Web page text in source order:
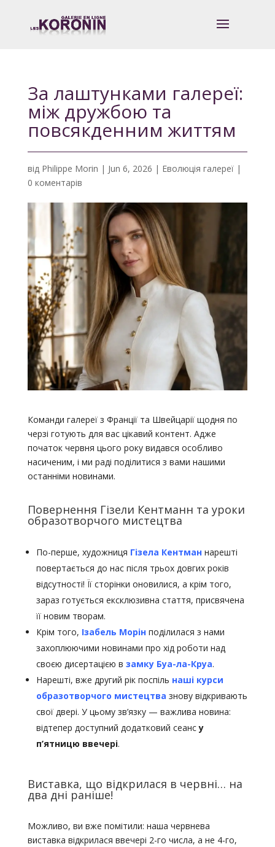
За лаштунками галереї:
між дружбою та
повсякденним життям
від Philippe Morin | Jun 6, 2026 | Еволюція галереї|
0 коментарів
Команди галереї з Франції та Швейцарії щодня по
черзі готують для вас цікавий контент. Адже
початок червня цього року видався особливо
насиченим, і ми раді поділитися з вами нашими
останніми новинами.
Повернення Гізели Кентманн та уроки
образотворчого мистецтва
По-перше, художниця Гізела Кентманнарешті
повертається до нас після трьох довгих років
відсутності! Її сторінки оновилися, а крім того,
зараз готується ексклюзивна стаття, присвячена
її новим творам.
Крім того, Ізабель Морінподілилася з нами
захоплюючими новинами про хід роботи над
своєю дисертацією в замку Буа-ла-Круа.
Нарешті, вже другий рік поспіль наші курси
образотворчого мистецтва знову відкривають
свої двері. У цьому зв’язку — важлива новина:
відтепер доступний додатковий сеансу
п’ятницю ввечері.
Виставка, що відкрилася в червні… на
два дні раніше!
Можливо, ви вже помітили: наша червнева
виставка відкрилася ввечері 2-го числа, а не 4-го,